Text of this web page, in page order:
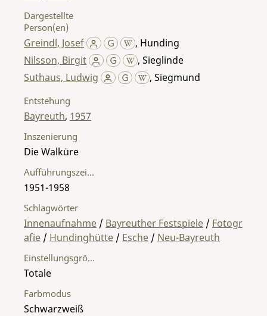
Dargestellte
Person(en)
Greindl, Josef , Hunding
Nilsson, Birgit
, Sieglinde
Suthaus, Ludwig
, Siegmund
Entstehung
Bayreuth, 1957
Einstellungsgröße
Totale
Farbmodus
Schwarzweiß
Inszenierung
Die Walküre
Aufführungszeitraum
1951-1958
Schlagwörter
Innenaufnahme / Bayreuther Festspiele / Fotogr
afie / Hundinghütte / Esche / Neu-Bayreuth